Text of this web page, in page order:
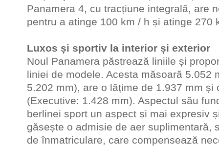
Panamera 4, cu tracțiune integrală, are
pentru a atinge 100 km / h și atinge 270
Luxos și sportiv la interior și exterior
Noul Panamera păstrează liniile și
liniei de modele. Acesta măsoară 5.052
5.202 mm), are o lățime de 1.937 mm și
(Executive: 1.428 mm). Aspectul său
berlinei sport un aspect și mai expresiv
găsește o admisie de aer suplimentară,
de înmatriculare, care compensează